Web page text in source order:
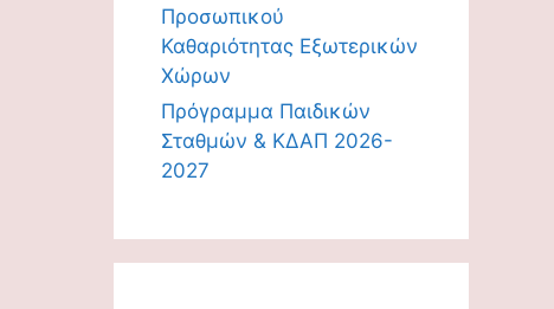
Προσωπικού
Καθαριότητας Εξωτερικών
Χώρων
Πρόγραμμα Παιδικών
Σταθμών & ΚΔΑΠ 2026-
2027